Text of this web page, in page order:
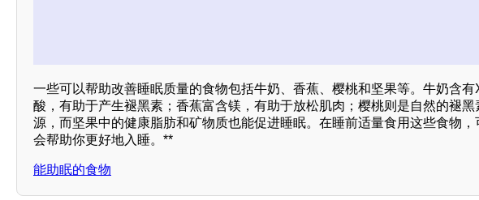
一些可以帮助改善睡眠质量的食物包括牛奶、香蕉、樱桃和坚果等。牛奶含有
酸，有助于产生褪黑素；香蕉富含镁，有助于放松肌肉；樱桃则是自然的褪黑
源，而坚果中的健康脂肪和矿物质也能促进睡眠。在睡前适量食用这些食物，
会帮助你更好地入睡。**
能助眠的食物